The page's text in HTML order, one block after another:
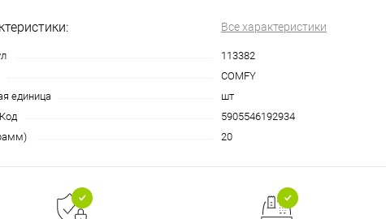
Все характеристики
113382
COMFY
единица
шт
5905546192934
20